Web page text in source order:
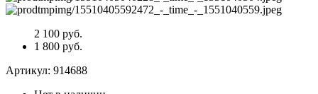
2 100 руб.
1 800 руб.
Артикул: 914688